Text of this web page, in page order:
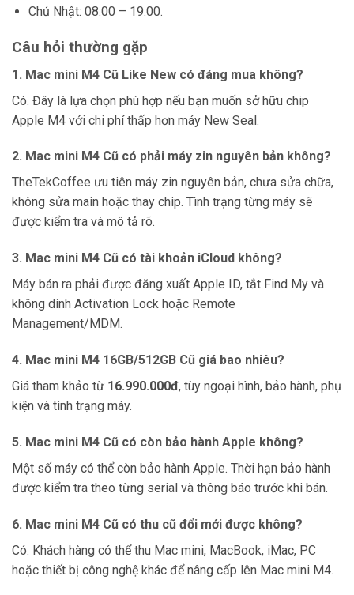
Chủ Nhật: 08:00 – 19:00.
Câu hỏi thường gặp
1. Mac mini M4 Cũ Like New có đáng mua không?
Có. Đây là lựa chọn phù hợp nếu bạn muốn sở hữu chip
Apple M4 với chi phí thấp hơn máy New Seal.
2. Mac mini M4 Cũ có phải máy zin nguyên bản không?
TheTekCoffee ưu tiên máy zin nguyên bản, chưa sửa chữa,
không sửa main hoặc thay chip. Tình trạng từng máy sẽ
được kiểm tra và mô tả rõ.
3. Mac mini M4 Cũ có tài khoản iCloud không?
Máy bán ra phải được đăng xuất Apple ID, tắt Find My và
không dính Activation Lock hoặc Remote
Management/MDM.
4. Mac mini M4 16GB/512GB Cũ giá bao nhiêu?
Giá tham khảo từ 16.990.000đ, tùy ngoại hình, bảo hành, phụ
kiện và tình trạng máy.
5. Mac mini M4 Cũ có còn bảo hành Apple không?
Một số máy có thể còn bảo hành Apple. Thời hạn bảo hành
được kiểm tra theo từng serial và thông báo trước khi bán.
6. Mac mini M4 Cũ có thu cũ đổi mới được không?
Có. Khách hàng có thể thu Mac mini, MacBook, iMac, PC
hoặc thiết bị công nghệ khác để nâng cấp lên Mac mini M4.